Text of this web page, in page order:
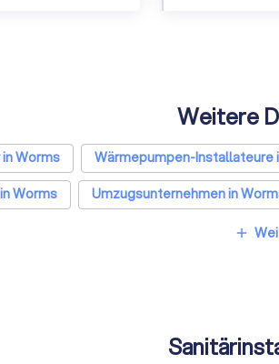
Weitere
Worms Wärmepumpen-Installateure
Worms
Umzugsunternehmen in
Fliesenleger in Worms
add